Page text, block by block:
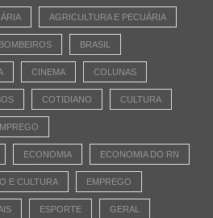
AGRICULTURA E PECUÁRIA
BOMBEIROS BRASIL
CINEMA COLUNAS
COTIDIANO CULTURA
ECONOMIA ECONOMIA DO RN
E CULTURA EMPREGO
ESPORTE GERAL